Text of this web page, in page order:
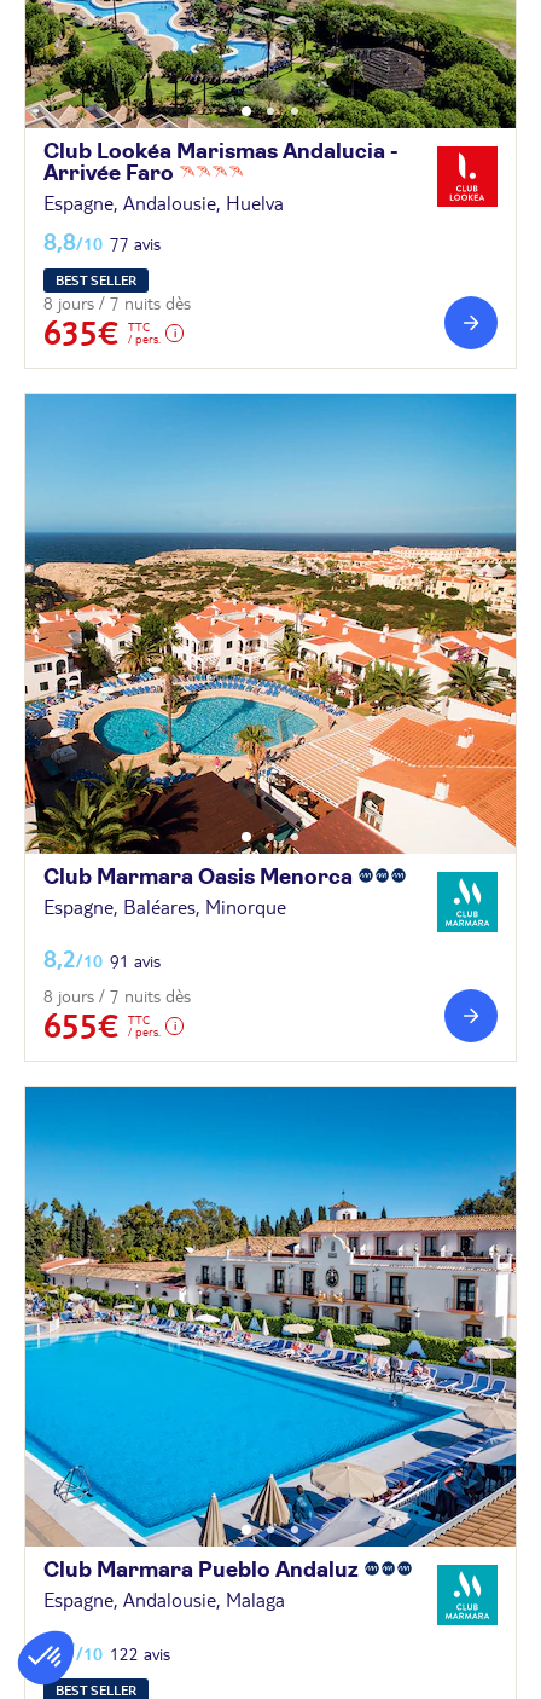
Club Lookéa Marismas Andalucia -
Arrivée Faro
Espagne, Andalousie, Huelva
8,8/10 77 avis
BEST SELLER
8 jours / 7 nuits dès
635€
TTC
/ pers.
Club Marmara Oasis Menorca
Espagne, Baléares, Minorque
8,2/10 91 avis
8 jours / 7 nuits dès
655€
TTC
/ pers.
Club Marmara Pueblo Andaluz
Espagne, Andalousie, Malaga
8,7/10 122 avis
BEST SELLER